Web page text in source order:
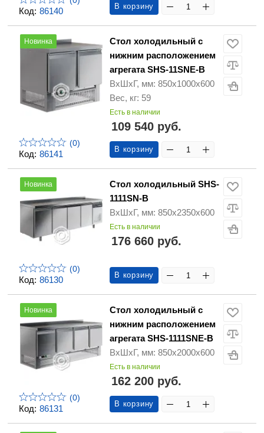
Код: 86140 В корзину
Код: 86141
Новинка
(0)
Стол холодильный с
нижним расположением
агрегата SHS-11SNE-B
ВхШхГ, мм: 850х1000х600
Вес, кг: 59
Есть в наличии
109 540 руб.
В корзину
Код: 86130
Новинка
(0)
Стол холодильный SHS-
1111SN-B
ВхШхГ, мм: 850х2350х600
Есть в наличии
176 660 руб.
В корзину
Код: 86131
Новинка
(0)
Стол холодильный с
нижним расположением
агрегата SHS-1111SNE-B
ВхШхГ, мм: 850х2000х600
Есть в наличии
162 200 руб.
В корзину